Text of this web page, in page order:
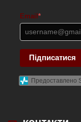
Email *
Підписатися
Предоставлено